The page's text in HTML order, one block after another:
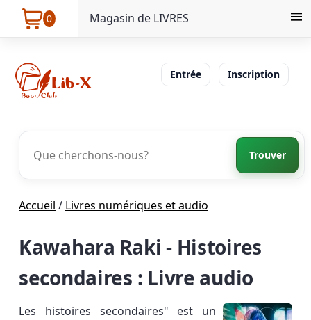
0 Magasin de LIVRES
Entrée Inscription
Trouver
Accueil / Livres numériques et audio
Kawahara Raki - Histoires
secondaires : Livre audio
Les histoires secondaires" est un